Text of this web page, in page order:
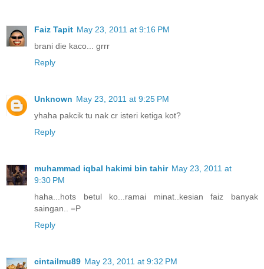
Faiz Tapit May 23, 2011 at 9:16 PM
brani die kaco... grrr
Reply
Unknown May 23, 2011 at 9:25 PM
yhaha pakcik tu nak cr isteri ketiga kot?
Reply
muhammad iqbal hakimi bin tahir May 23, 2011 at
9:30 PM
haha...hots betul ko...ramai minat..kesian faiz banyak
saingan.. =P
Reply
cintailmu89 May 23, 2011 at 9:32 PM